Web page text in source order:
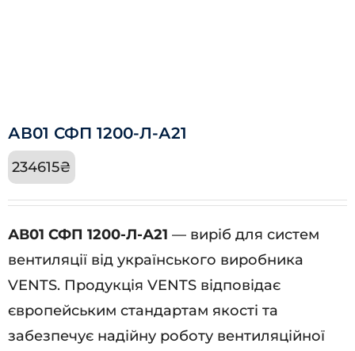
АВ01 СФП 1200-Л-А21
234615₴
АВ01 СФП 1200-Л-А21 — виріб для систем
вентиляції від українського виробника
VENTS. Продукція VENTS відповідає
європейським стандартам якості та
забезпечує надійну роботу вентиляційної